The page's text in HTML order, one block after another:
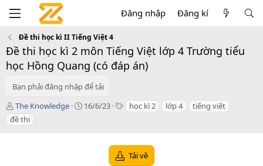
Đăng nhập Đăng kí
Đề thi học kì II Tiếng Việt 4
Đề thi học kì 2 môn Tiếng Việt lớp 4 Trường tiểu
học Hồng Quang (có đáp án)
Bạn phải đăng nhập để tải
T
á
c
The Knowledge
C16/6/23
T học kì 2 lớp 4
tiếng việt
đề thi
Tải về